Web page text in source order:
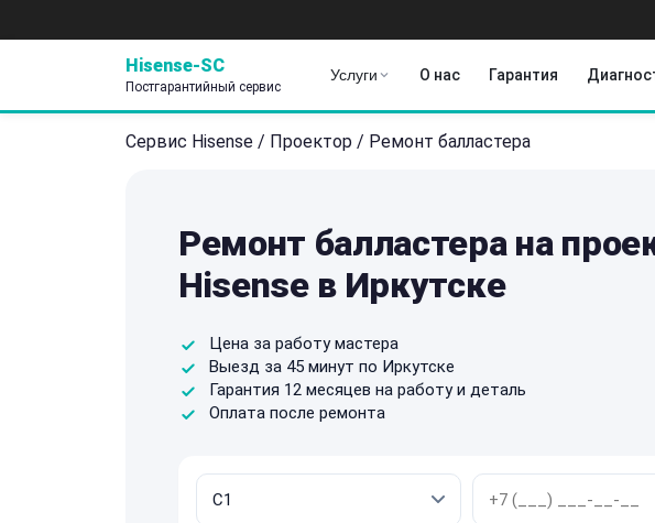
Hisense-SC
Постгарантийный сервис
Услуги О нас Гарантия
Сервис Hisense / Проектор / Ремонт балластера
Ремонт балластера на
Hisense в Иркутске
Цена за работу мастера
Выезд за 45 минут по Иркутске
Гарантия 12 месяцев на работу и деталь
Оплата после ремонта